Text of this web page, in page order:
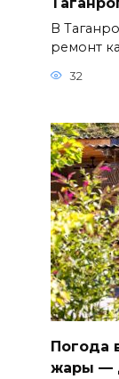
В
ремонт
32
Погода
жары —